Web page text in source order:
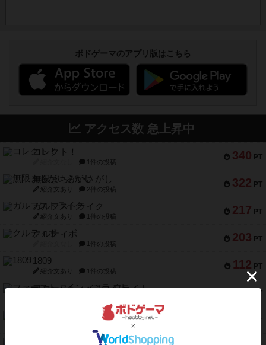
ボドゲーマのアプリ版はこちら
アクセス数 急上昇中
340 PT
コレクト！
1件の投稿
322 PT
無限まちがいさがし
紹介文あり 2件の投稿
217 PT
ガルフストライク
紹介文あり 1件の投稿
203 PT
クルティボ
1件の投稿
112 PT
1809
紹介文あり 1件の投稿
108 PT
ファースト・イン・フライト
PT
モズビ－ズ・レイダ－ズ
テンプテーション